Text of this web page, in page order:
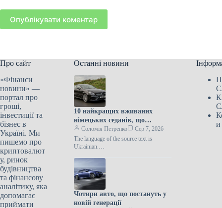
Опублікувати коментар
Про сайт
«Фінанси
новини» —
портал про
гроші,
інвестиції та
бізнес в
Україні. Ми
пишемо про
криптовалют
у, ринок
будівництва
та фінансову
аналітику, яка
допомагає
приймати
Останні новини
10 найкращих вживаних
німецьких седанів, що
пропонують комфорт,
потужність та вигідну ціну
Соломія Петренко
Сер 7, 2026
The language of the source text is
Ukrainian.
er-sc-lvd8v9-0 cWMVnY”> Mercedes-
Benz CLSЗнайти автомобіль, який
поєднує комфорт,
Чотири авто, що постануть у
новій генерації
и